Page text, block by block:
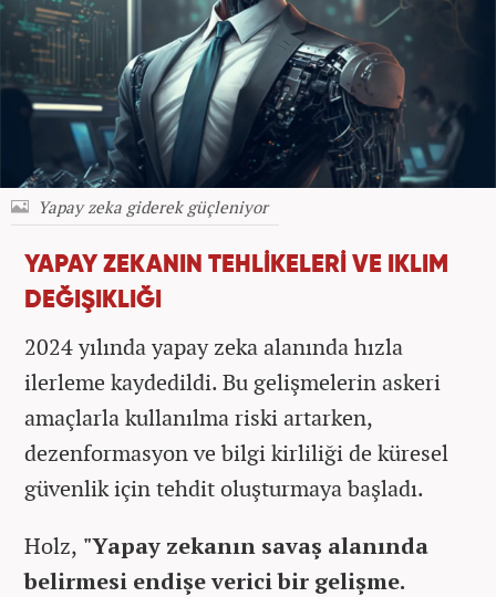
Yapay zeka giderek güçleniyor
YAPAY ZEKANIN TEHLİKELERİ VE IKLIM
DEĞIŞIKLIĞI
2024 yılında yapay zeka alanında hızla
ilerleme kaydedildi. Bu gelişmelerin askeri
amaçlarla kullanılma riski artarken,
dezenformasyon ve bilgi kirliliği de küresel
güvenlik için tehdit oluşturmaya başladı.
Holz, "Yapay zekanın savaş alanında
belirmesi endişe verici bir gelişme.